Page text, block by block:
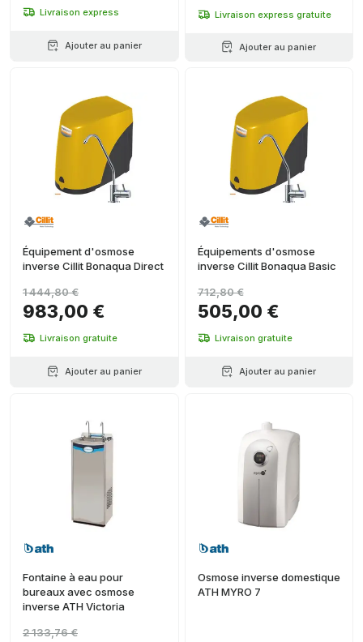
Livraison express
Ajouter au panier
Livraison express gratuite
Ajouter au panier
Équipement d'osmose
inverse Cillit Bonaqua Direct
983,00 €
1 444,80 €
Livraison gratuite
Ajouter au panier
Équipements d'osmose
inverse Cillit Bonaqua Basic
505,00 €
712,80 €
Livraison gratuite
Ajouter au panier
Fontaine à eau pour
bureaux avec osmose
inverse ATH Victoria
2 133,76 €
Osmose inverse domestique
ATH MYRO 7